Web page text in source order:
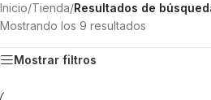
Inicio/Tienda/Resultados de
Mostrando los 9 resultados
Mostrar filtros